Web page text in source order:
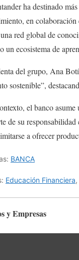
ha destinado
en
red global de
un ecosistema de
del grupo, Ana
sostenible”,
el banco
de su
a ofrecer
BANCA
Educación Financiera,
y Empresas